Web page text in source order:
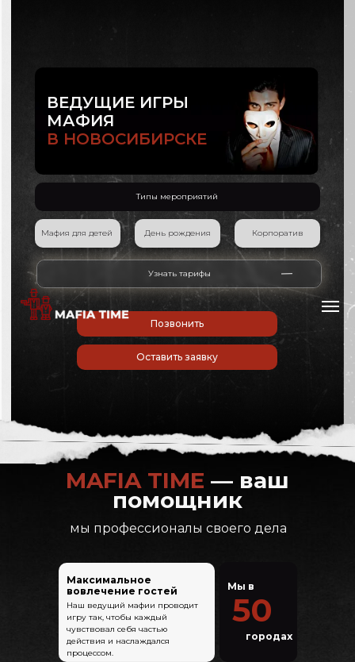
Позвонить
Оставить заявку
ВЕДУЩИЕ ИГРЫ
МАФИЯ
В НОВОСИБИРСКЕ
Типы мероприятий
Узнать тарифы
Мафия для детей День рождения Корпоратив
MAFIA TIME — ваш
помощник
мы профессионалы своего дела
Максимальное
вовлечение гостей
Наш ведущий мафии проводит
игру так, чтобы каждый
чувствовал себя частью
действия и наслаждался
процессом.
Мы в
городах
50